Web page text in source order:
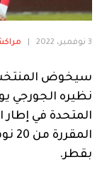
منوعة
آراء 3 نوفمبر، 2022
سيخوض المنتخب
المتحدة في
بقطر.